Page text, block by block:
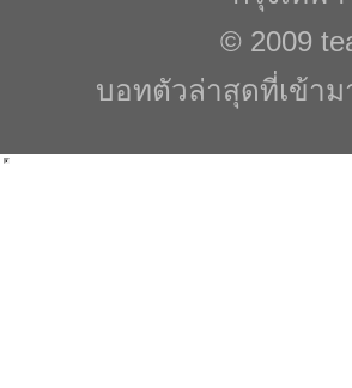
© 2009
บอทตัวล่าสุดที่เข้าม